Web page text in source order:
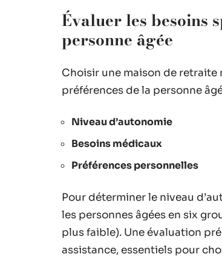
Évaluer les besoins
personne âgée
Choisir une maison de retraite
préférences de la personne
Niveau d’autonomie
Besoins médicaux
Préférences personnelles
Pour déterminer le niveau
les personnes âgées en six
plus faible). Une évaluation
assistance, essentiels pour